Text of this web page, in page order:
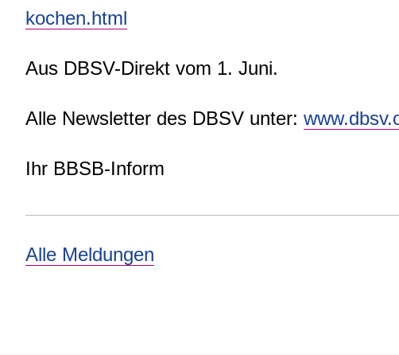
kochen.html
Aus DBSV-Direkt vom 1. Juni.
Alle Newsletter des DBSV unter:
Ihr BBSB-Inform
Alle Meldungen